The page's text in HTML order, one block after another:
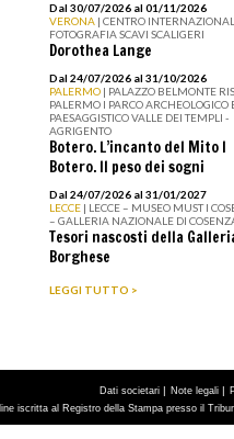
Dal 30/07/2026 al 01/11/2026
VERONA | CENTRO
FOTOGRAFIA SCAVI SCALIGERI
Dorothea Lange
Dal 24/07/2026 al 31/10/2026
PALERMO | PALAZZO BELMONTE
PALERMO I PARCO ARCHEOLOGICO
PAESAGGISTICO VALLE DEI TEMPLI -
AGRIGENTO
Botero. L’incanto del Mito I
Botero. Il peso dei sogni
Dal 24/07/2026 al 31/01/2027
LECCE | LECCE – MUSEO MUST I
– GALLERIA NAZIONALE DI
Tesori nascosti della
Borghese
LEGGI TUTTO >
Dati societari | Note legali |
iscritta al Registro della Stampa presso il